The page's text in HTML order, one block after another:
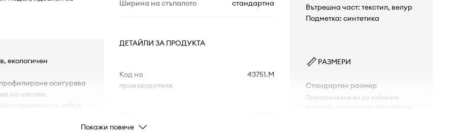
екологичен
осигурява
на часове.
прилича на набук.
Ширина на стъпалото стандартна
ДЕТАЙЛИ ЗА ПРОДУКТА
Код на
производителя
43751.M
Вътрешна част: текстил, велур
Подметка: синтетика
РАЗМЕРИ
Стандартен размер
Препоръчваме ви да изберете
Покажи повече